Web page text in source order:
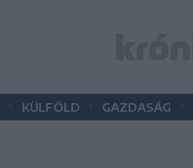
KÜLFÖLD GAZDASÁG